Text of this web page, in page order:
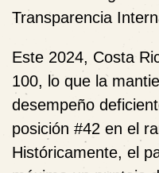
Transparencia
Este 2024, Costa
100, lo que la
desempeño
posición #42 en el
Históricamente, el